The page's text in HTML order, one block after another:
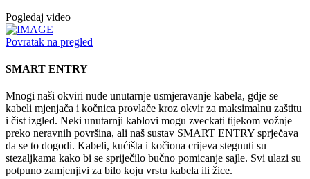
Pogledaj video
Povratak na pregled
SMART ENTRY
Mnogi naši okviri nude unutarnje usmjeravanje kabela, gdje se
kabeli mjenjača i kočnica provlače kroz okvir za maksimalnu zaštitu
i čist izgled. Neki unutarnji kablovi mogu zveckati tijekom vožnje
preko neravnih površina, ali naš sustav SMART ENTRY sprječava
da se to dogodi. Kabeli, kućišta i kočiona crijeva stegnuti su
stezaljkama kako bi se spriječilo bučno pomicanje sajle. Svi ulazi su
potpuno zamjenjivi za bilo koju vrstu kabela ili žice.